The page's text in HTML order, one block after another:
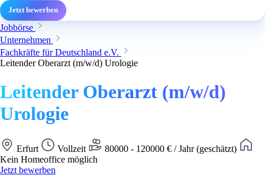
Jetzt bewerben
Jobbörse
Unternehmen
Fachkräfte für Deutschland e.V.
Leitender Oberarzt (m/w/d) Urologie
Leitender Oberarzt (m/w/d)
Urologie
Erfurt Vollzeit
80000 - 120000 € / Jahr (geschätzt)
Kein Homeoffice möglich
Jetzt bewerben